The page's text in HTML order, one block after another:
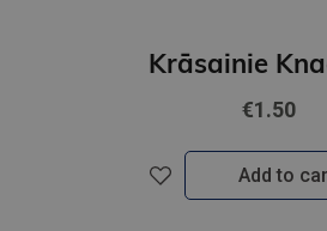
€1.50
Add to